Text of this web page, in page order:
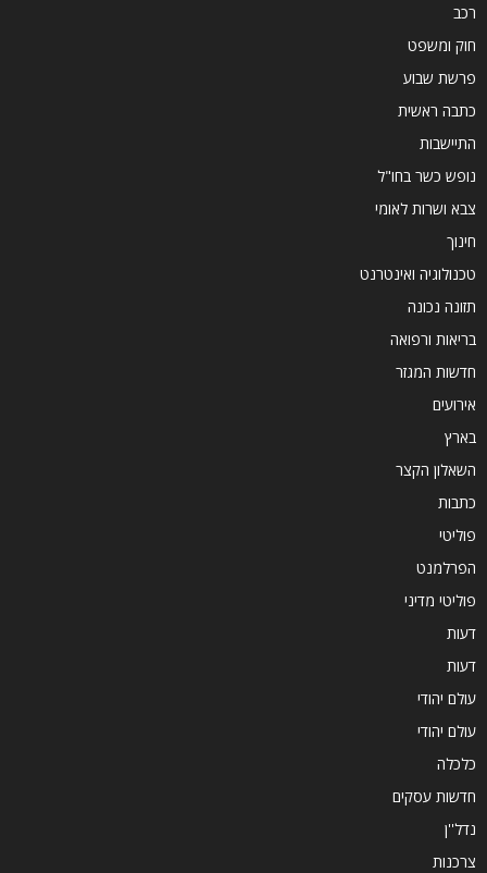
רכב
חוק ומשפט
פרשת שבוע
כתבה ראשית
התיישבות
נופש כשר בחו"ל
צבא ושרות לאומי
חינוך
טכנולוגיה ואינטרנט
תזונה נכונה
בריאות ורפואה
חדשות המגזר
אירועים
בארץ
השאלון הקצר
כתבות
פוליטי
הפרלמנט
פוליטי מדיני
דעות
דעות
עולם יהודי
עולם יהודי
כלכלה
חדשות עסקים
נדל''ן
צרכנות